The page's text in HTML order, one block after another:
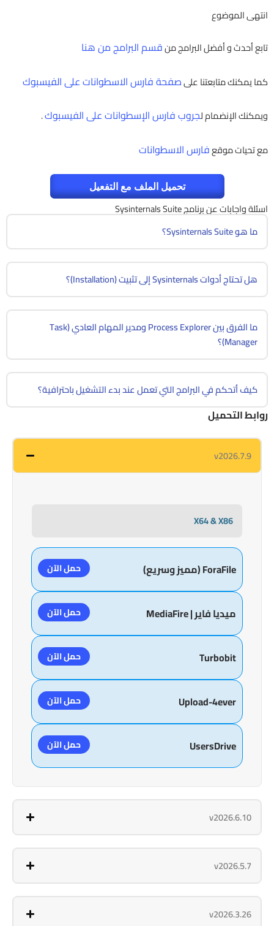
انتهى الموضوع
تابع أحدث و أفضل البرامج منقسم البرامج من هنا
كما يمكنك متابعتنا علىصفحة فارس الاسطوانات على الفيسبوك
ويمكنك الإنضمام لجروب فارس الإسطوانات على الفيسبوك.
مع تحيات موقعفارس الاسطوانات
تحميل الملف مع التفعيل
اسئلة واجابات عن برنامج Sysinternals Suite
ما هو Sysinternals Suite؟
هل تحتاج أدوات Sysinternals إلى تثبيت (Installation)؟
ما الفرق بين Process Explorer ومدير المهام العادي (Task
Manager)؟
كيف أتحكم في البرامج التي تعمل عند بدء التشغيل باحترافية؟
روابط التحميل
v2026.7.9
X64 & X86
ForaFile (مميز وسريع) حمل الآن
ميديا فاير | MediaFire حمل الآن
Turbobit حمل الآن
Upload-4ever حمل الآن
UsersDrive حمل الآن
v2026.6.10
v2026.5.7
v2026.3.26